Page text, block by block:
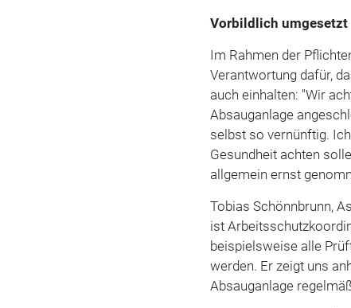
Vorbildlich umgesetzt
Im Rahmen der
Verantwortung dafür,
auch einhalten: "Wir
Absauganlage
selbst so vernünftig.
Gesundheit achten
allgemein ernst
Tobias Schönnbrunn,
ist
beispielsweise alle
werden. Er zeigt uns
Absauganlage